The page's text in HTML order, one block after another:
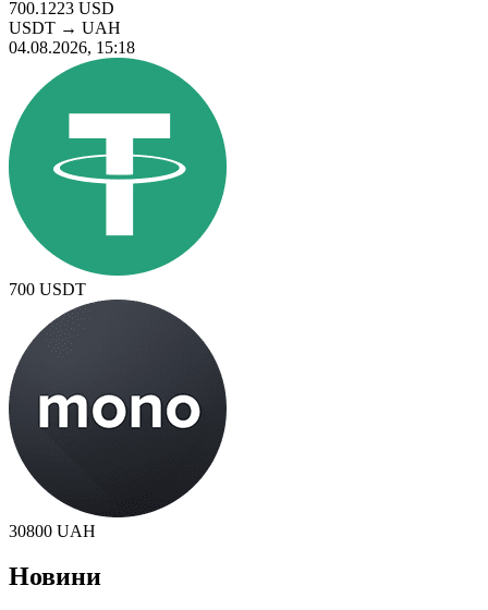
700.1223 USD
USDT → UAH
04.08.2026, 15:18
700 USDT
30800 UAH
Новини